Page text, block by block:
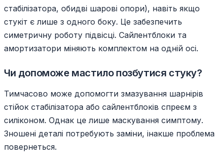
стабілізатора, обидві шарові опори), навіть якщо
стукіт є лише з одного боку. Це забезпечить
симетричну роботу підвісці. Сайлентблоки та
амортизатори міняють комплектом на одній осі.
Чи допоможе мастило позбутися стуку?
Тимчасово може допомогти змазування шарнірів
стійок стабілізатора або сайлентблоків спреєм з
силіконом. Однак це лише маскування симптому.
Зношені деталі потребують заміни, інакше проблема
повернеться.